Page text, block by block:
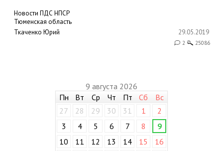
Новости ПДС НПСР
Тюменская область
Ткаченко Юрий
29.05.2019
2 25086
9 августа 2026
Пн
Вт Ср Чт Пт Сб
Вс
27
28 29 30 31 1
2
3
4 5 6 7 8
9
10
11 12 13 14 15
16